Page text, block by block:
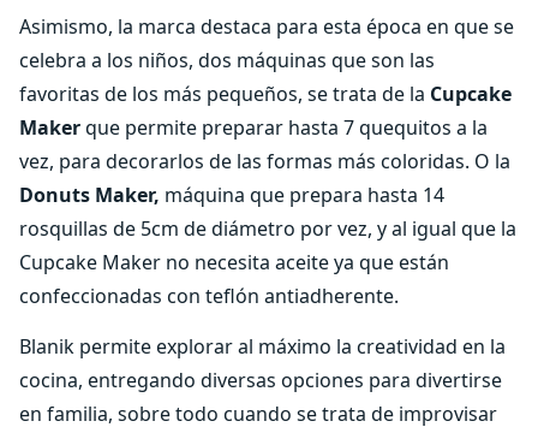
Asimismo, la marca destaca para esta época en que se
celebra a los niños, dos máquinas que son las
favoritas de los más pequeños, se trata de la Cupcake
Makerque permite preparar hasta 7 quequitos a la
vez, para decorarlos de las formas más coloridas. O la
Donuts Maker, máquina que prepara hasta 14
rosquillas de 5cm de diámetro por vez, y al igual que la
Cupcake Maker no necesita aceite ya que están
confeccionadas con teflón antiadherente.
Blanik permite explorar al máximo la creatividad en la
cocina, entregando diversas opciones para divertirse
en familia, sobre todo cuando se trata de improvisar